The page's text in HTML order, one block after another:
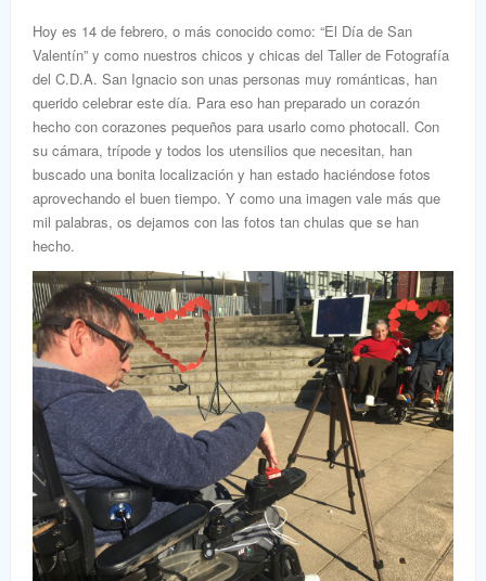
Hoy es 14 de febrero, o más conocido como: “El Día de San
Valentín” y como nuestros chicos y chicas del Taller de Fotografía
del C.D.A. San Ignacio son unas personas muy románticas, han
querido celebrar este día. Para eso han preparado un corazón
hecho con corazones pequeños para usarlo como photocall. Con
su cámara, trípode y todos los utensilios que necesitan, han
buscado una bonita localización y han estado haciéndose fotos
aprovechando el buen tiempo. Y como una imagen vale más que
mil palabras, os dejamos con las fotos tan chulas que se han
hecho.